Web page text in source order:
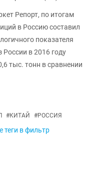
Репорт, по итогам
в Россию составил
показателя
России в 2016 году
тыс. тонн в сравнении
#КИТАЙ #РОССИЯ
теги в фильтр